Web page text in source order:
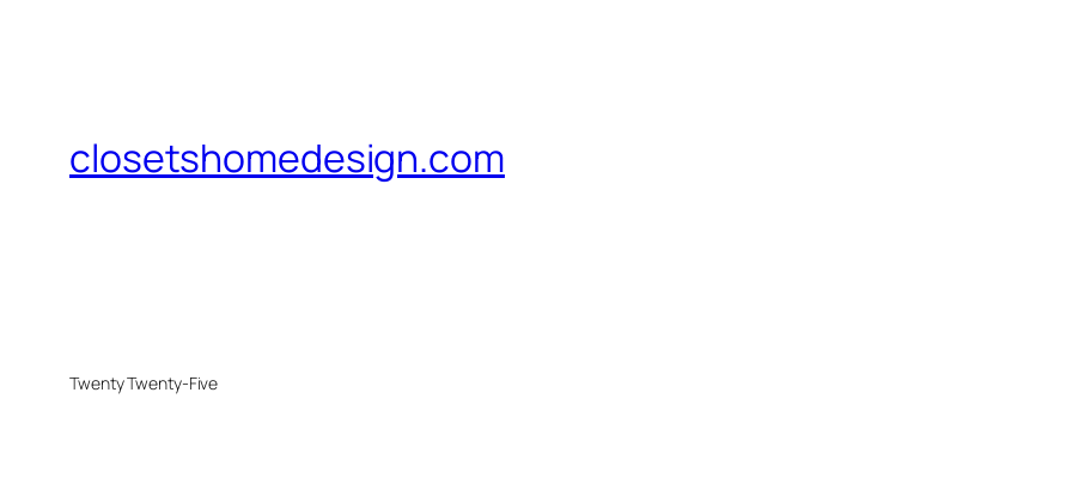
closetshomedesign.com
Twenty Twenty-Five